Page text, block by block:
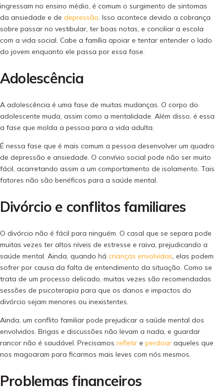
ingressam no ensino médio, é comum o surgimento de sintomas
da ansiedade e de depressão. Isso acontece devido a cobrança
sobre passar no vestibular, ter boas notas, e conciliar a escola
com a vida social. Cabe a família apoiar e tentar entender o lado
do jovem enquanto ele passa por essa fase.
Adolescência
A adolescência é uma fase de muitas mudanças. O corpo do
adolescente muda, assim como a mentalidade. Além disso, é essa
a fase que molda a pessoa para a vida adulta.
É nessa fase que é mais comum a pessoa desenvolver um quadro
de depressão e ansiedade. O convívio social pode não ser muito
fácil, acarretando assim a um comportamento de isolamento. Tais
fatores não são benéficos para a saúde mental.
Divórcio e conflitos familiares
O divórcio não é fácil para ninguém. O casal que se separa pode
muitas vezes ter altos níveis de estresse e raiva, prejudicando a
saúde mental. Ainda, quando há crianças envolvidas, elas podem
sofrer por causa da falta de entendimento da situação. Como se
trata de um processo delicado, muitas vezes são recomendadas
sessões de psicoterapia para que os danos e impactos do
divórcio sejam menores ou inexistentes.
Ainda, um conflito familiar pode prejudicar a saúde mental dos
envolvidos. Brigas e discussões não levam a nada, e guardar
rancor não é saudável. Precisamos refletir e perdoar aqueles que
nos magoaram para ficarmos mais leves com nós mesmos.
Problemas financeiros